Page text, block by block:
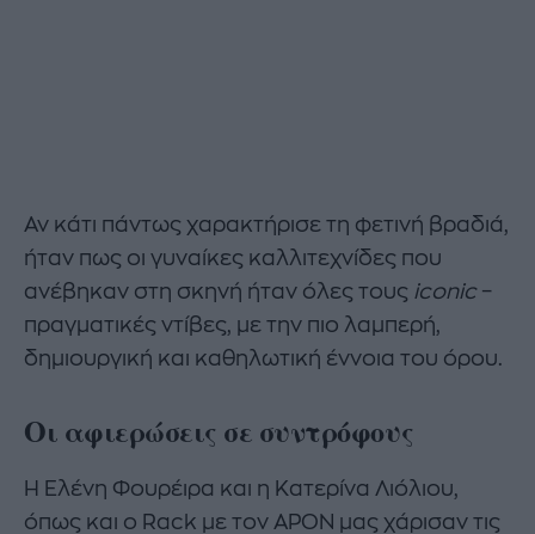
Αν κάτι πάντως χαρακτήρισε τη φετινή βραδιά,
ήταν πως οι γυναίκες καλλιτεχνίδες που
ανέβηκαν στη σκηνή ήταν όλες τους iconic–
πραγματικές ντίβες, με την πιο λαμπερή,
δημιουργική και καθηλωτική έννοια του όρου.
Οι αφιερώσεις σε συντρόφους
Η Ελένη Φουρέιρα και η Κατερίνα Λιόλιου,
όπως και ο Rack με τον ΑPON μας χάρισαν τις